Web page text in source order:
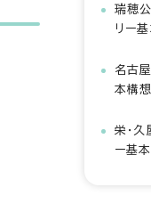
瑞穂
リー
名古
本構想
栄・
ー基